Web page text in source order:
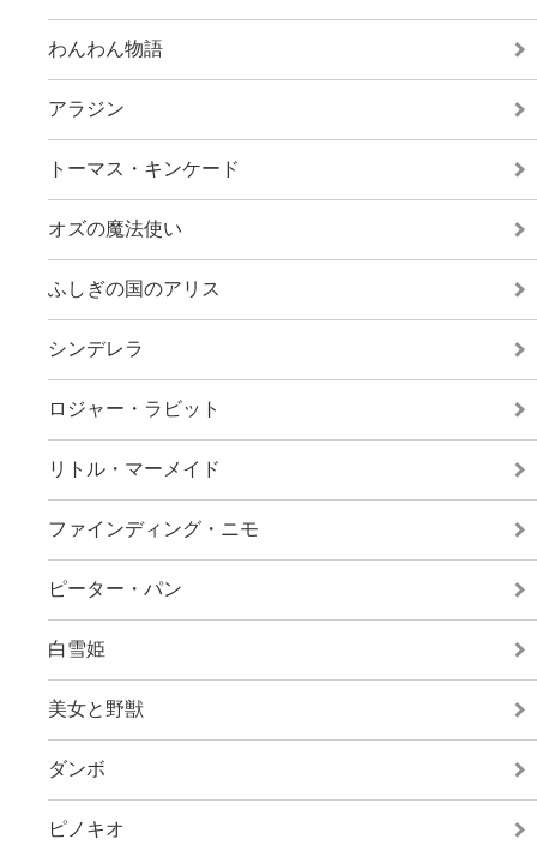
わんわん物語
アラジン
トーマス・キンケード
オズの魔法使い
ふしぎの国のアリス
シンデレラ
ロジャー・ラビット
リトル・マーメイド
ファインディング・ニモ
ピーター・パン
白雪姫
美女と野獣
ダンボ
ピノキオ